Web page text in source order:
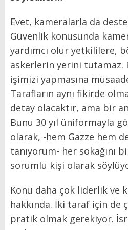
Evet, kameralarla da
Güvenlik konusunda
yardımcı olur yetkililere,
askerlerin yerini tutamaz.
işimizi yapmasına
Tarafların aynı fikirde
detay olacaktır, ama bir
Bunu 30 yıl üniformayla
olarak, -hem Gazze hem
tanıyorum- her sokağını
sorumlu kişi olarak
Konu daha çok liderlik ve
hakkında. İki taraf için de
pratik olmak gerekiyor.